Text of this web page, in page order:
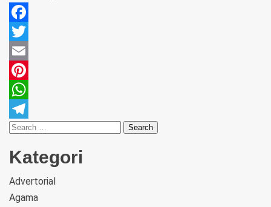
Facebook
Twitter
Email
Pinterest
WhatsApp
Telegram
Kategori
Advertorial
Agama